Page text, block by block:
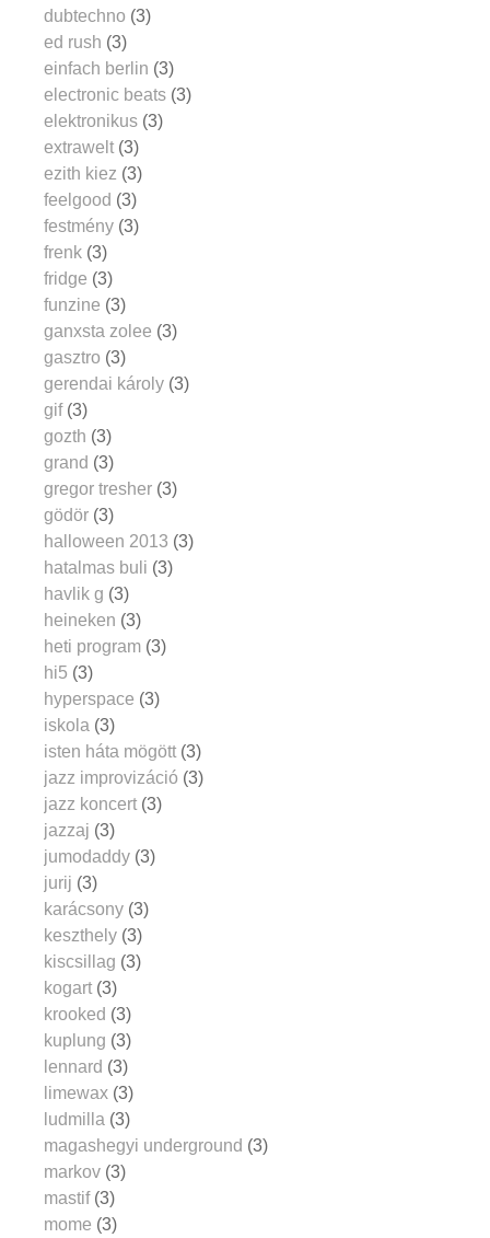
dubtechno (3)
ed rush (3)
einfach berlin (3)
electronic beats (3)
elektronikus (3)
extrawelt (3)
ezith kiez (3)
feelgood (3)
festmény (3)
frenk (3)
fridge (3)
funzine (3)
ganxsta zolee (3)
gasztro (3)
gerendai károly (3)
gif (3)
gozth (3)
grand (3)
gregor tresher (3)
gödör (3)
halloween 2013 (3)
hatalmas buli (3)
havlik g (3)
heineken (3)
heti program (3)
hi5 (3)
hyperspace (3)
iskola (3)
isten háta mögött (3)
jazz improvizáció (3)
jazz koncert (3)
jazzaj (3)
jumodaddy (3)
jurij (3)
karácsony (3)
keszthely (3)
kiscsillag (3)
kogart (3)
krooked (3)
kuplung (3)
lennard (3)
limewax (3)
ludmilla (3)
magashegyi underground (3)
markov (3)
mastif (3)
mome (3)